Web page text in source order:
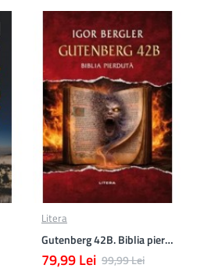
Litera
Gutenberg 42B. Biblia pierduta
79,99 Lei 99,99 Lei